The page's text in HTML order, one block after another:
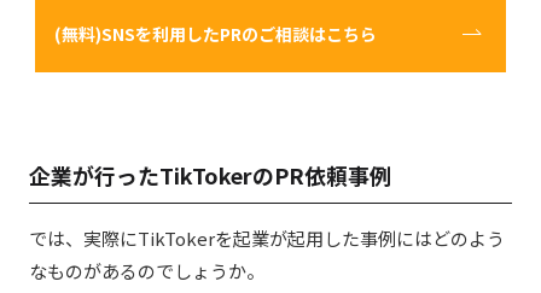
(無料)SNSを利用したPRのご相談はこちら
企業が行ったTikTokerのPR依頼事例
では、実際にTikTokerを起業が起用した事例にはどのよう
なものがあるのでしょうか。